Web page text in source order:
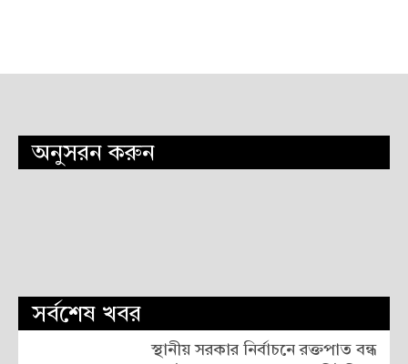
অনুসরন করুন
সর্বশেষ খবর
স্থানীয় সরকার নির্বাচনে রক্তপাত বন্ধ